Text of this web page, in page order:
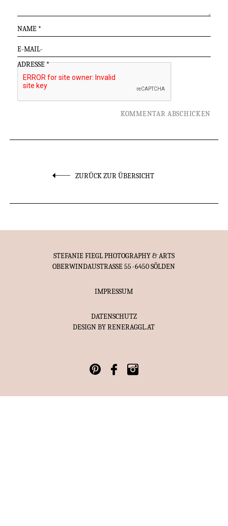
NAME *
E-MAIL-
ADRESSE*
ZURÜCK ZUR ÜBERSICHT
STEFANIE FIEGL PHOTOGRAPHY & ARTS
OBERWINDAUSTRASSE 55 · 6450 SÖLDEN
IMPRESSUM
DATENSCHUTZ
DESIGN BYRENERAGGL.AT